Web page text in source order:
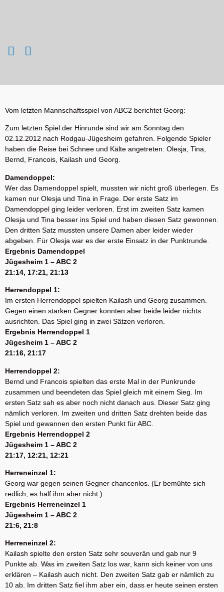
Vom letzten Mannschaftsspiel von ABC2 berichtet Georg:
Zum letzten Spiel der Hinrunde sind wir am Sonntag den
02.12.2012 nach Rodgau-Jügesheim gefahren. Folgende Spieler
haben die Reise bei Schnee und Kälte angetreten: Olesja, Tina,
Bernd, Francois, Kailash und Georg.
Damendoppel:
Wer das Damendoppel spielt, mussten wir nicht groß überlegen. Es
kamen nur Olesja und Tina in Frage. Der erste Satz im
Damendoppel ging leider verloren. Erst im zweiten Satz kamen
Olesja und Tina besser ins Spiel und haben diesen Satz gewonnen.
Den dritten Satz mussten unsere Damen aber leider wieder
abgeben. Für Olesja war es der erste Einsatz in der Punktrunde.
Ergebnis Damendoppel
Jügesheim 1 – ABC 2
21:14, 17:21, 21:13
Herrendoppel 1:
Im ersten Herrendoppel spielten Kailash und Georg zusammen.
Gegen einen starken Gegner konnten aber beide leider nichts
ausrichten. Das Spiel ging in zwei Sätzen verloren.
Ergebnis Herrendoppel 1
Jügesheim 1 – ABC 2
21:16, 21:17
Herrendoppel 2:
Bernd und Francois spielten das erste Mal in der Punkrunde
zusammen und beendeten das Spiel gleich mit einem Sieg. Im
ersten Satz sah es aber noch nicht danach aus. Dieser Satz ging
nämlich verloren. Im zweiten und dritten Satz drehten beide das
Spiel und gewannen den ersten Punkt für ABC.
Ergebnis Herrendoppel 2
Jügesheim 1 – ABC 2
21:17, 12:21, 12:21
Herreneinzel 1:
Georg war gegen seinen Gegner chancenlos. (Er bemühte sich
redlich, es half ihm aber nicht.)
Ergebnis Herreneinzel 1
Jügesheim 1 – ABC 2
21:6, 21:8
Herreneinzel 2:
Kailash spielte den ersten Satz sehr souverän und gab nur 9
Punkte ab. Was im zweiten Satz los war, kann sich keiner von uns
erklären – Kailash auch nicht. Den zweiten Satz gab er nämlich zu
10 ab. Im dritten Satz fiel ihm aber ein, dass er heute seinen ersten